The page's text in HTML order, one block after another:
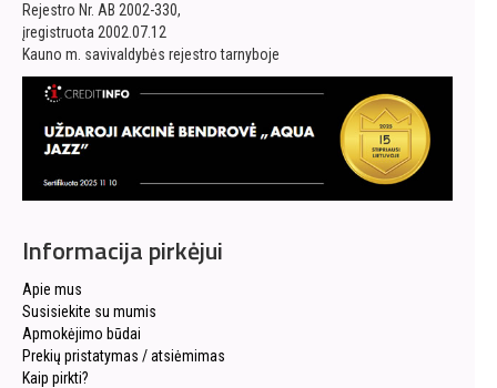
Rejestro Nr. AB 2002-330,
įregistruota 2002.07.12
Kauno m. savivaldybės rejestro tarnyboje
Informacija pirkėjui
Apie mus
Susisiekite su mumis
Apmokėjimo būdai
Prekių pristatymas / atsiėmimas
Kaip pirkti?